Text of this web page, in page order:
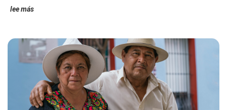
lee más